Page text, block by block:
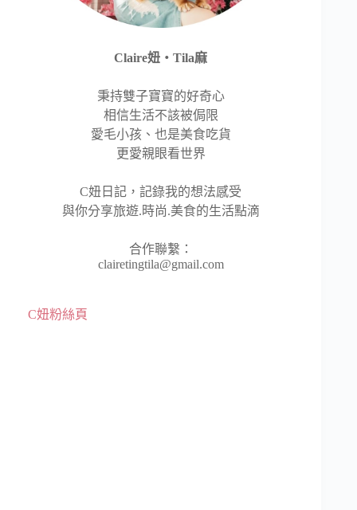
Claire妞‧Tila麻
秉持雙子寶寶的好奇心
相信生活不該被侷限
愛毛小孩、也是美食吃貨
更愛親眼看世界
C妞日記，記錄我的想法感受
與你分享旅遊.時尚.美食的生活點滴
合作聯繫：
clairetingtila@gmail.com
C妞粉絲頁